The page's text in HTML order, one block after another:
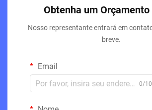
Obtenha um
Nosso representante entrará em
breve.
Email
0/